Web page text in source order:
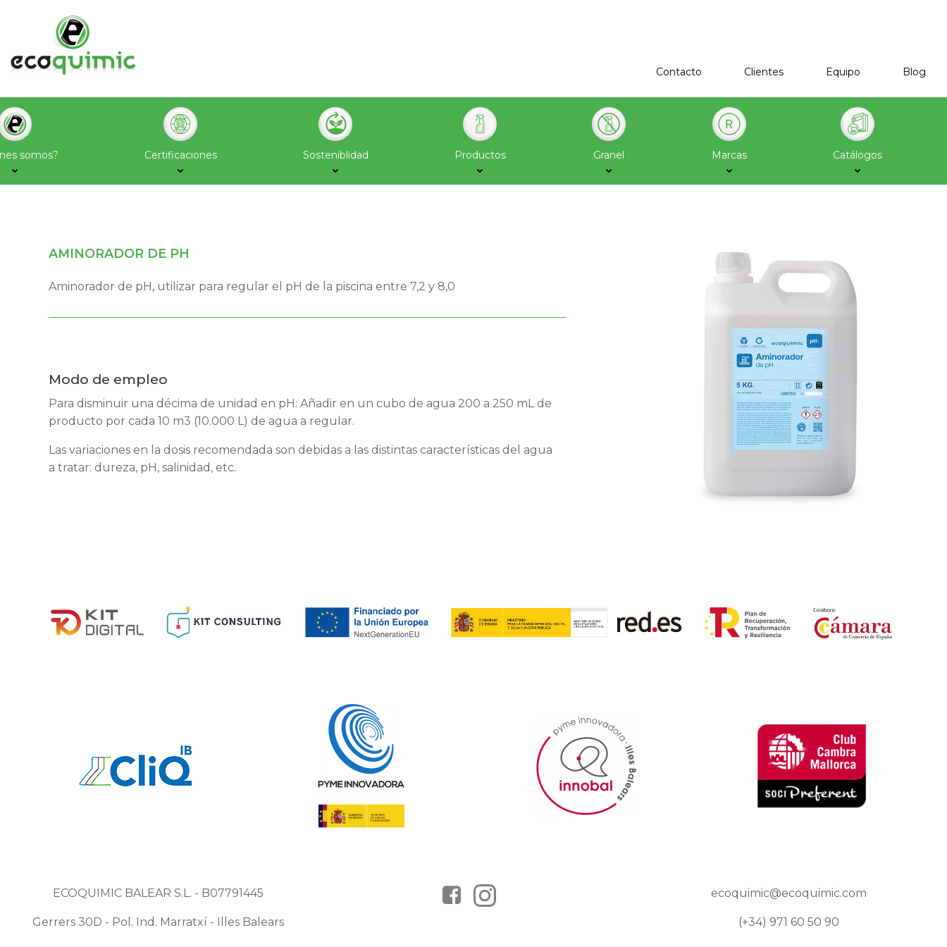
contenido
Contacto Clientes Equipo Blog
somos? Certificaciones Sosteniblidad Productos Granel Marcas Catálogos
AMINORADOR DE PH
Aminorador de pH, utilizar para regular el pH de la piscina entre 7,2 y 8,0
Modo de empleo
Para disminuir una décima de unidad en pH: Añadir en un cubo de agua 200 a 250 mL de
producto por cada 10 m3 (10.000 L) de agua a regular.
Las variaciones en la dosis recomendada son debidas a las distintas características del agua
a tratar: dureza, pH, salinidad, etc.
ECOQUIMIC BALEAR S.L. - B07791445
Gerrers 30D - Pol. Ind. Marratxí - Illes Balears
ecoquimic@ecoquimic.com
(+34) 971 60 50 90